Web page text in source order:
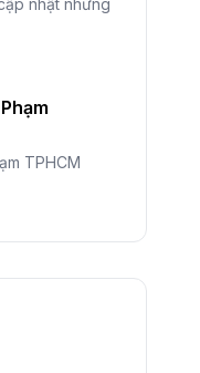
nhật những
TPHCM